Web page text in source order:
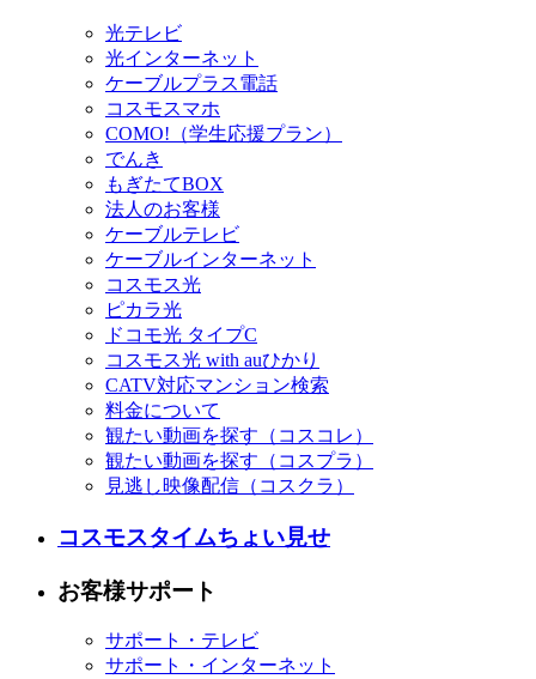
光テレビ
光インターネット
ケーブルプラス電話
コスモスマホ
COMO!（学生応援プラン）
でんき
もぎたてBOX
法人のお客様
ケーブルテレビ
ケーブルインターネット
コスモス光
ピカラ光
ドコモ光 タイプC
コスモス光 with auひかり
CATV対応マンション検索
料金について
観たい動画を探す（コスコレ）
観たい動画を探す（コスプラ）
見逃し映像配信（コスクラ）
コスモスタイムちょい見せ
お客様サポート
サポート・テレビ
サポート・インターネット